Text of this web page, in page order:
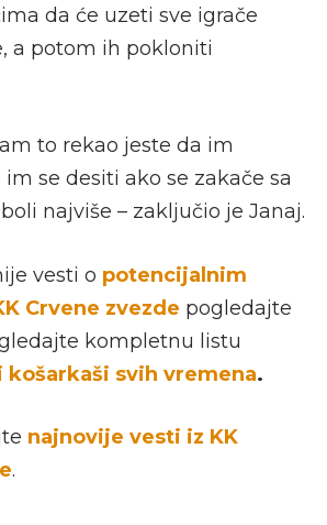
da će uzeti sve igrače
a potom ih pokloniti
to rekao jeste da im
se desiti ako se zakače sa
najviše – zaključio je Janaj.
vesti o potencijalnim
Crvene zvezde pogledajte
kompletnu listu
košarkaši svih vremena.
najnovije vesti iz KK
.